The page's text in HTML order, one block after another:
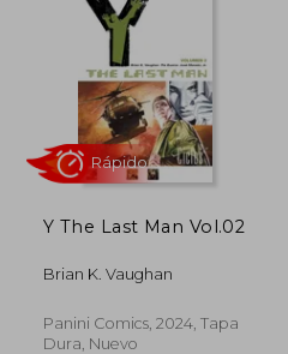
Vaughan trabalhou
de televisão, incluindo a
obras frequentemente
como identidade, conflito
sempre com personagens
e roteiros originais.
como um dos principais
sua geração, Vaughan é uma
Y The Last Man Vol.02
Brian K. Vaughan
Panini Comics, 2024, Tapa
Dura, Nuevo